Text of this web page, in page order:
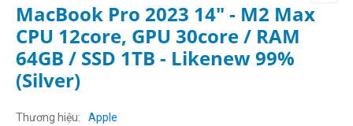
MacBook Pro 2023 14" - M2 Max
CPU 12core, GPU 30core / RAM
64GB / SSD 1TB - Likenew 99%
(Silver)
Thương hiệu Apple